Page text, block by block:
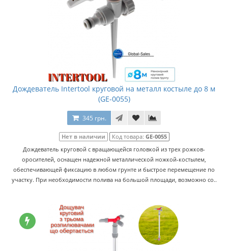
Дождеватель Intertool круговой на металл костыле до 8 м
(GE-0055)
345 грн.
Нет в наличии Код товара: GE-0055
Дождеватель круговой с вращающейся головкой из трех рожков-
оросителей, оснащен надежной металлической ножкой-костылем,
обеспечивающей фиксацию в любом грунте и быстрое перемещение по
участку. При необходимости полива на большой площади, возможно со..